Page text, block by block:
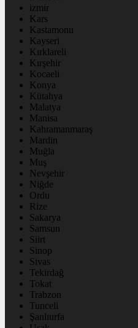
izmir
Kars
Kastamonu
Kayseri
Kırklareli
Kırşehir
Kocaeli
Konya
Kütahya
Malatya
Manisa
Kahramanmaraş
Mardin
Muğla
Muş
Nevşehir
Niğde
Ordu
Rize
Sakarya
Samsun
Siirt
Sinop
Sivas
Tekirdağ
Tokat
Trabzon
Tunceli
Şanlıurfa